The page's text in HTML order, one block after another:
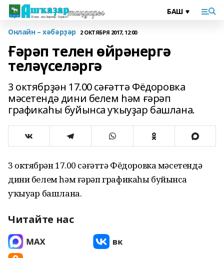
Онлайн – хәбәрҙәр 2 ОКТЯБРЯ 2017, 12:00
Ғәрәп телен өйрәнергә
теләүселәргә
3 октябрҙән 17.00 сәғәттә Фёдоровка
мәсетендә дини белем һәм ғәрәп
графикаһы буйынса уҡыуҙар башлана.
3 октябрҙән 17.00 сәғәттә Фёдоровка мәсетендә
дини белем һәм ғәрәп графикаһы буйынса
уҡыуҙар башлана.
Читайте нас